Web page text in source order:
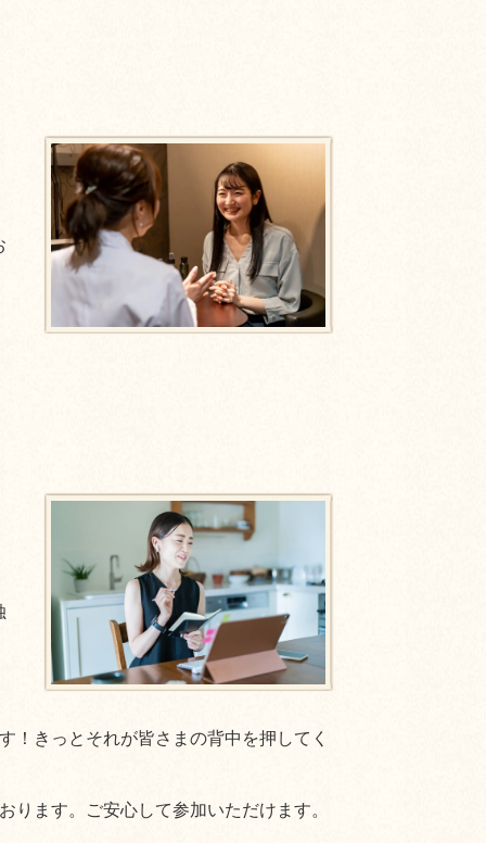
！きっとそれが皆さまの背中を押してく
ます。ご安心して参加いただけます。